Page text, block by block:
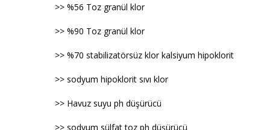
>> %56 Toz granül klor
>> %90 Toz granül klor
>> %70 stabilizatörsüz klor kalsiyum hipoklorit
>> sodyum hipoklorit sıvı klor
>> Havuz suyu ph düşürücü
>> sodyum sülfat toz ph düşürücü